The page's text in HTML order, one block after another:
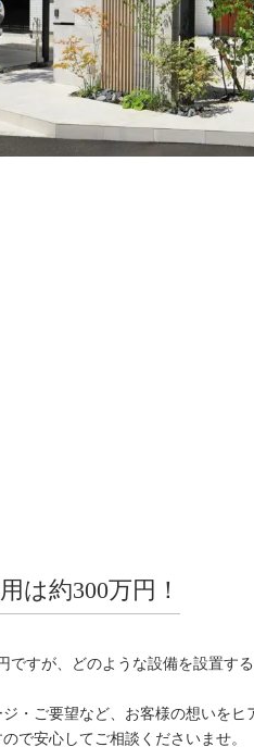
は約300万円！
ですが、どのような設備を設置す
・ご要望など、お客様の想いをヒ
で安心してご相談くださいませ。